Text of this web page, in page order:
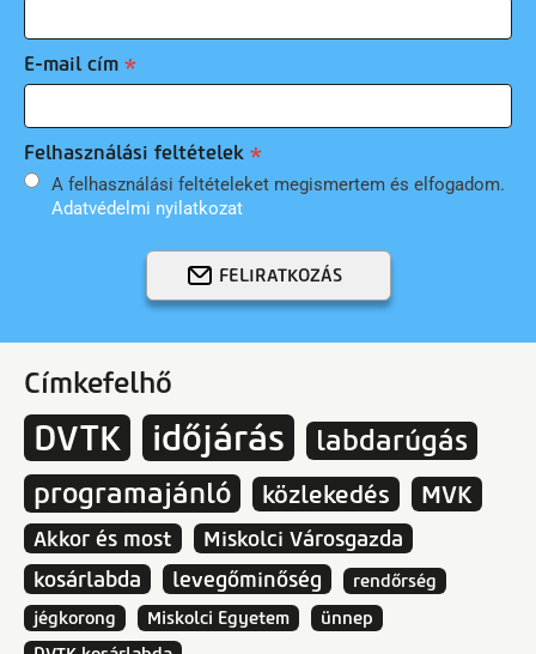
E-mail cím
Felhasználási feltételek
A felhasználási feltételeket megismertem és elfogadom.
Adatvédelmi nyilatkozat
FELIRATKOZÁS
Címkefelhő
DVTK időjárás
labdarúgás
programajánló
közlekedés MVK
Akkor és most
Miskolci Városgazda
kosárlabda
levegőminőség
rendőrség
jégkorong
Miskolci Egyetem
ünnep